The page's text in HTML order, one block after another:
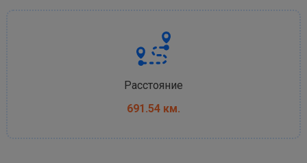
Расстояние
691.54 км.